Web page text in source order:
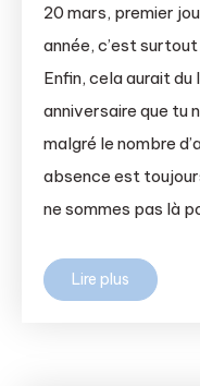
20 mars, premier
année, c’est
Enfin, cela aurait du
anniversaire que tu
malgré le nombre
absence est
ne sommes pas là
Lire plus